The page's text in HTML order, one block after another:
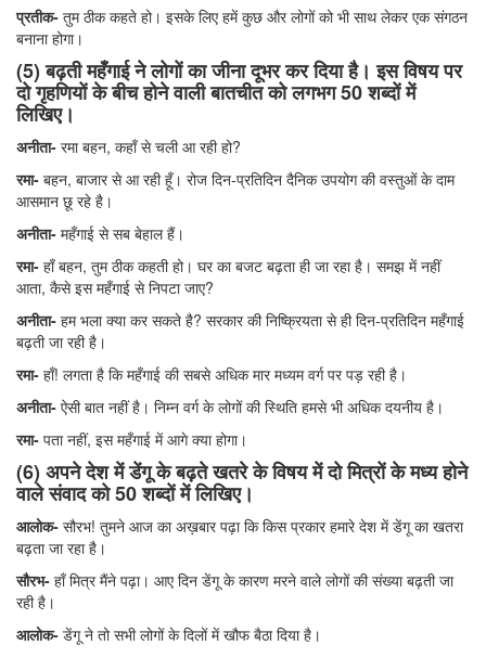
प्रतीक- तुम ठीक कहते हो। इसके लिए हमें कुछ और लोगों को भी साथ लेकर एक संगठन
बनाना होगा।
(5) बढ़ती महँगाई ने लोगों का जीना दूभर कर दिया है। इस विषय पर
दो गृहणियों के बीच होने वाली बातचीत को लगभग 50 शब्दों में
लिखिए।
अनीता- रमा बहन, कहाँ से चली आ रही हो?
रमा- बहन, बाजार से आ रही हूँ। रोज दिन-प्रतिदिन दैनिक उपयोग की वस्तुओं के दाम
आसमान छू रहे है।
अनीता- महँगाई से सब बेहाल हैं।
रमा- हाँ बहन, तुम ठीक कहती हो। घर का बजट बढ़ता ही जा रहा है। समझ में नहीं
आता, कैसे इस महँगाई से निपटा जाए?
अनीता- हम भला क्या कर सकते है? सरकार की निष्क्रियता से ही दिन-प्रतिदिन महँगाई
बढ़ती जा रही है।
रमा- हाँ! लगता है कि महँगाई की सबसे अधिक मार मध्यम वर्ग पर पड़ रही है।
अनीता- ऐसी बात नहीं है। निम्न वर्ग के लोगों की स्थिति हमसे भी अधिक दयनीय है।
रमा- पता नहीं, इस महँगाई में आगे क्या होगा।
(6) अपने देश में डेंगू के बढ़ते खतरे के विषय में दो मित्रों के मध्य होने
वाले संवाद को 50 शब्दों में लिखिए।
आलोक- सौरभ! तुमने आज का अख़बार पढ़ा कि किस प्रकार हमारे देश में डेंगू का खतरा
बढ़ता जा रहा है।
सौरभ- हाँ मित्र मैंने पढ़ा। आए दिन डेंगू के कारण मरने वाले लोगों की संख्या बढ़ती जा
रही है।
आलोक- डेंगू ने तो सभी लोगों के दिलों में खौफ बैठा दिया है।